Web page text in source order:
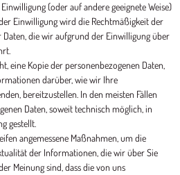
(oder auf andere geeignete Weise)
Einwilligung wird die Rechtmäßigkeit der
die wir aufgrund der Einwilligung über
eine Kopie der personenbezogenen Daten,
darüber, wie wir Ihre
bereitzustellen. In den meisten Fällen
Daten, soweit technisch möglich, in
gestellt.
angemessene Maßnahmen, um die
der Informationen, die wir über Sie
Meinung sind, dass die von uns